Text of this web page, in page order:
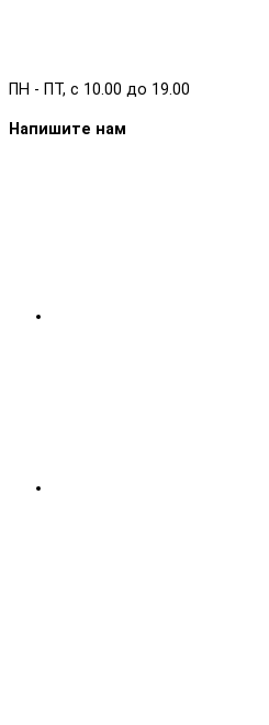
ПН - ПТ, с 10.00 до 19.00
Напишите нам